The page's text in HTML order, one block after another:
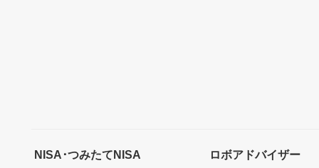
NISA･つみたてNISA ロボアドバイザー